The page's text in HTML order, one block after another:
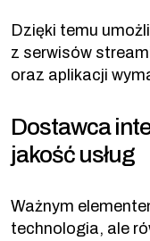
Dzięki temu
z serwisów
oraz aplikacji
Dostawca
jakość usług
Ważnym
technologia, ale